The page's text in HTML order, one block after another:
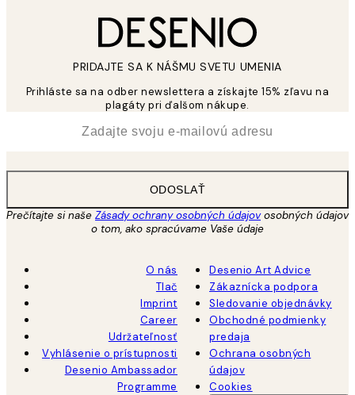
PRIDAJTE SA K NÁŠMU SVETU UMENIA
Prihláste sa na odber newslettera a získajte 15% zľavu na
plagáty pri ďalšom nákupe.
ODOSLAŤ
Prečítajte si naše Zásady ochrany osobných údajovosobných údajov
o tom, ako spracúvame Vaše údaje
O nás
Tlač
Imprint
Career
Udržateľnosť
Vyhlásenie o prístupnosti
Desenio Ambassador
Programme
Desenio Art Advice
Zákaznícka podpora
Sledovanie objednávky
Obchodné podmienky
predaja
Ochrana osobných
údajov
Cookies